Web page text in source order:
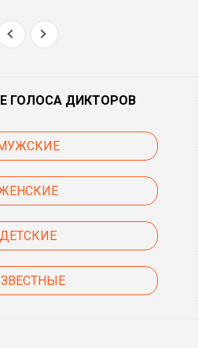
ГОЛОСА ДИКТОРОВ
ДЕТСКИЕ